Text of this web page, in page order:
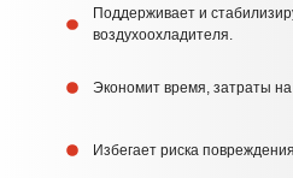
Поддерживает и
воздухоохладителя.
Экономит время, затраты
Избегает риска